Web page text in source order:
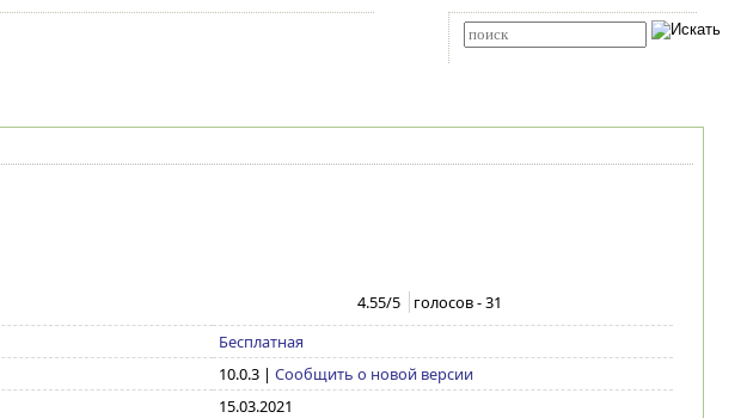
4.55/5 голосов -31
Бесплатная
10.0.3| Сообщить о новой версии
15.03.2021